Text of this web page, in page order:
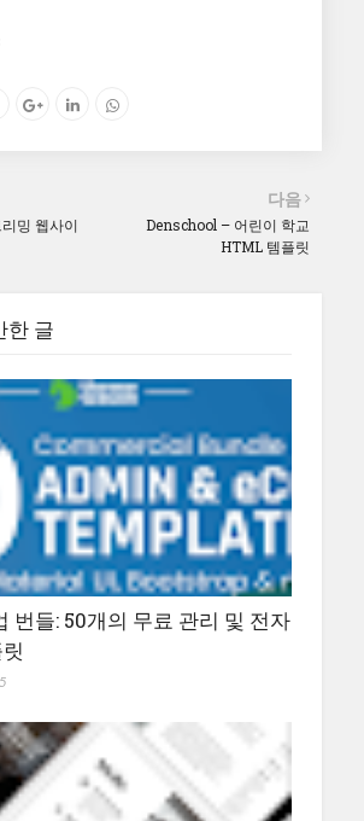
다음
Denschool – 어린이 학교
HTML 템플릿
밍 웹사이
한 글
번들: 50개의 무료 관리 및 전자